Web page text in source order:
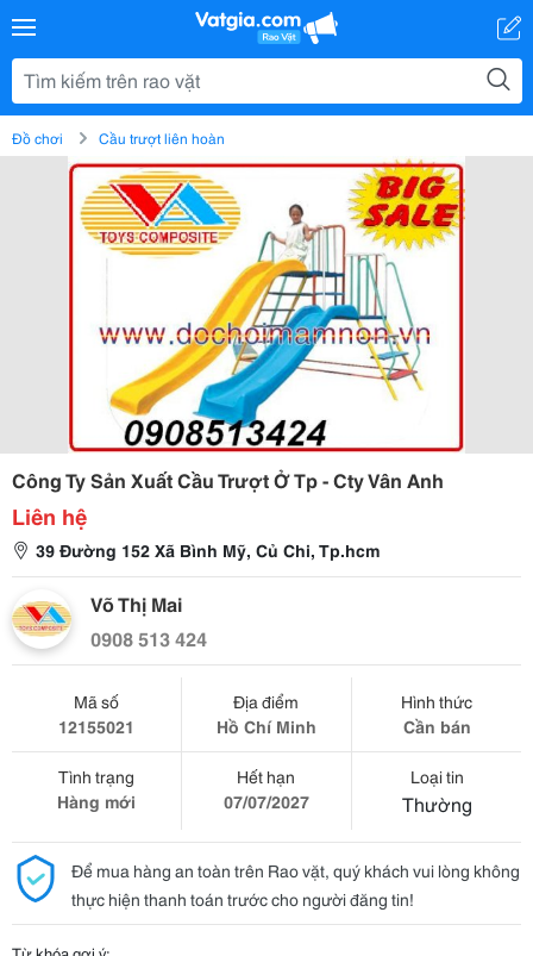
Đồ chơi Cầu trượt liên hoàn
Công Ty Sản Xuất Cầu Trượt Ở Tp - Cty Vân Anh
Liên hệ
39 Đường 152 Xã Bình Mỹ, Củ Chi, Tp.hcm
Võ Thị Mai
0908 513 424
Mã số
12155021
Địa điểm
Hồ Chí Minh
Hình thức
Cần bán
Tình trạng
Hàng mới
Hết hạn
07/07/2027
Loại tin
Thường
Để mua hàng an toàn trên Rao vặt, quý khách vui lòng không
thực hiện thanh toán trước cho người đăng tin!